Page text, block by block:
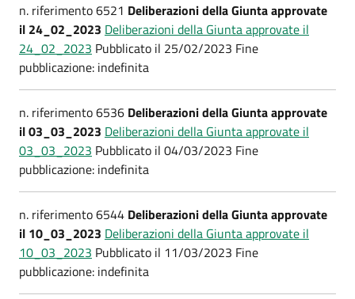
n. riferimento 6521 Deliberazioni della Giunta approvate
il 24_02_2023 Deliberazioni della Giunta approvate il
24_02_2023 Pubblicato il 25/02/2023 Fine
pubblicazione: indefinita
n. riferimento 6536 Deliberazioni della Giunta approvate
il 03_03_2023 Deliberazioni della Giunta approvate il
03_03_2023 Pubblicato il 04/03/2023 Fine
pubblicazione: indefinita
n. riferimento 6544 Deliberazioni della Giunta approvate
il 10_03_2023 Deliberazioni della Giunta approvate il
10_03_2023 Pubblicato il 11/03/2023 Fine
pubblicazione: indefinita